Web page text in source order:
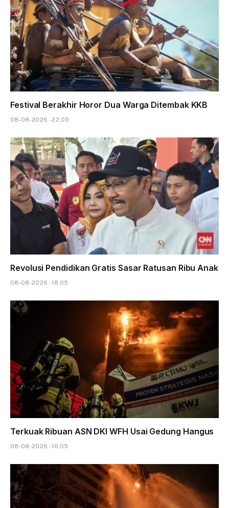
Festival Berakhir Horor Dua Warga Ditembak KKB
08-08-2026 - 22.05
Revolusi Pendidikan Gratis Sasar Ratusan Ribu Anak
08-08-2026 - 18.05
Terkuak Ribuan ASN DKI WFH Usai Gedung Hangus
08-08-2026 - 16.05